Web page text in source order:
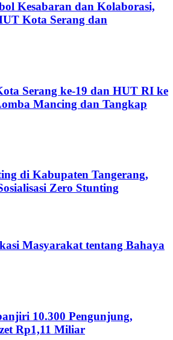
Kesabaran dan Kolaborasi,
Kota Serang dan
Serang ke-19 dan HUT RI ke
Mancing dan Tangkap
di Kabupaten Tangerang,
Zero Stunting
Masyarakat tentang Bahaya
10.300 Pengunjung,
Rp1,11 Miliar